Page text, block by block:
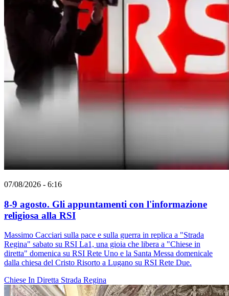
07/08/2026 - 6:16
8-9 agosto. Gli appuntamenti con l'informazione
religiosa alla RSI
Massimo Cacciari sulla pace e sulla guerra in replica a "Strada
Regina" sabato su RSI La1, una gioia che libera a "Chiese in
diretta" domenica su RSI Rete Uno e la Santa Messa domenicale
dalla chiesa del Cristo Risorto a Lugano su RSI Rete Due.
Chiese In Diretta Strada Regina